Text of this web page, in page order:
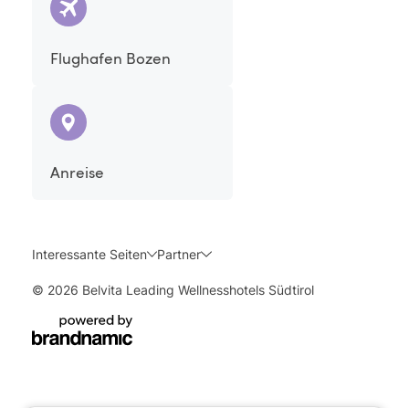
Flughafen Bozen
Anreise
Interessante Seiten Partner
© 2026 Belvita Leading Wellnesshotels Südtirol